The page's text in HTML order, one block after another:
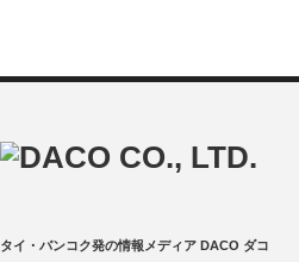
タイ・バンコク発の情報メディア DACO ダコ